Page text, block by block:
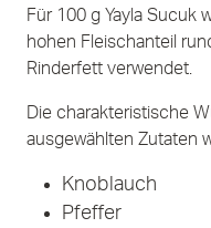
Für 100 g Yayla Sucuk
hohen Fleischanteil
Rinderfett verwendet.
Die charakteristische
ausgewählten Zutaten
Knoblauch
Pfeffer